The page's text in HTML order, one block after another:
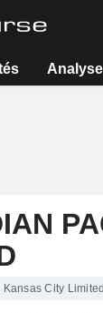
City Limited